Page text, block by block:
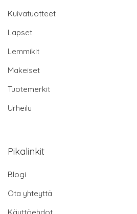
Kuivatuotteet
Lapset
Lemmikit
Makeiset
Tuotemerkit
Urheilu
Pikalinkit
Blogi
Ota yhteyttä